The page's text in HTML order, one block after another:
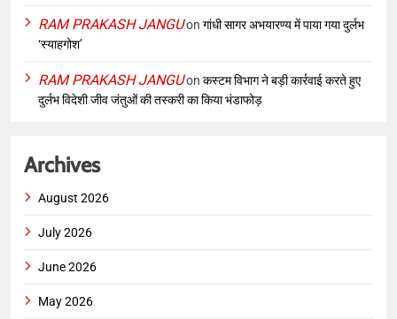
RAM PRAKASH JANGUon गांधी सागर अभयारण्य में पाया गया दुर्लभ
‘स्याहगोश’
RAM PRAKASH JANGUon कस्टम विभाग ने बड़ी कार्रवाई करते हुए
दुर्लभ विदेशी जीव जंतुओं की तस्करी का किया भंडाफोड़
Archives
August 2026
July 2026
June 2026
May 2026